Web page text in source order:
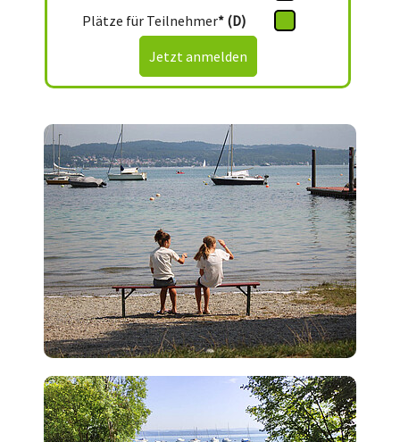
Plätze für Teilnehmer* (D)
Jetzt anmelden